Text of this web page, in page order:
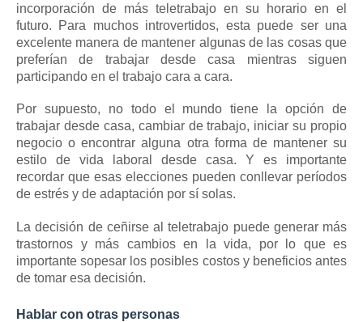
incorporación de más teletrabajo en su horario en el
futuro. Para muchos introvertidos, esta puede ser una
excelente manera de mantener algunas de las cosas que
preferían de trabajar desde casa mientras siguen
participando en el trabajo cara a cara.
Por supuesto, no todo el mundo tiene la opción de
trabajar desde casa, cambiar de trabajo, iniciar su propio
negocio o encontrar alguna otra forma de mantener su
estilo de vida laboral desde casa. Y es importante
recordar que esas elecciones pueden conllevar períodos
de estrés y de adaptación por sí solas.
La decisión de ceñirse al teletrabajo puede generar más
trastornos y más cambios en la vida, por lo que es
importante sopesar los posibles costos y beneficios antes
de tomar esa decisión.
Hablar con otras personas